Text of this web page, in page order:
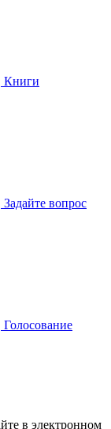
Книги
Задайте вопрос
Голосование
в электронном